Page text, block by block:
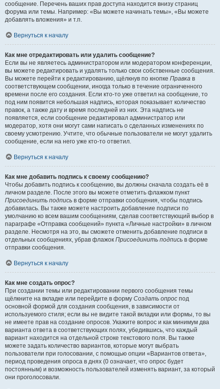
сообщение. Перечень ваших прав доступа находится внизу страниц
форума или темы. Например: «Вы можете начинать темы», «Вы можете
добавлять вложения» и т.п.
Вернуться к началу
Как мне отредактировать или удалить сообщение?
Если вы не являетесь администратором или модератором конференции,
вы можете редактировать и удалять только свои собственные сообщения.
Вы можете перейти к редактированию, щёлкнув по кнопке Правка в
соответствующем сообщении, иногда только в течение ограниченного
времени после его создания. Если кто-то уже ответил на сообщение, то
под ним появится небольшая надпись, которая показывает количество
правок, а также дату и время последней из них. Эта надпись не
появляется, если сообщение редактировал администратор или
модератор, хотя они могут сами написать о сделанных изменениях по
своему усмотрению. Учтите, что обычные пользователи не могут удалить
сообщение, если на него уже кто-то ответил.
Вернуться к началу
Как мне добавить подпись к своему сообщению?
Чтобы добавить подпись к сообщению, вы должны сначала создать её в
личном разделе. После этого вы можете отметить флажком пункт
Присоединить подпись в форме отправки сообщения, чтобы подпись
добавилась. Вы также можете настроить добавление подписи по
умолчанию ко всем вашим сообщениям, сделав соответствующий выбор в
параграфе «Отправка сообщений» пункта «Личные настройки» в личном
разделе. Несмотря на это, вы сможете отменить добавление подписи в
отдельных сообщениях, убрав флажок Присоединить подпись в форме
отправки сообщения.
Вернуться к началу
Как мне создать опрос?
При создании темы или редактировании первого сообщения темы
щёлкните на вкладке или перейдите в форму Создать опрос под
основной формой для создания сообщения, в зависимости от
используемого стиля; если вы не видите такой вкладки или формы, то вы
не имеете прав на создание опросов. Укажите вопрос и как минимум два
варианта ответа в соответствующих полях, убедившись, что каждый
вариант находится на отдельной строке текстового поля. Вы также
можете задать количество вариантов, которые могут выбрать
пользователи при голосовании, с помощью опции «Вариантов ответа»,
период проведения опроса в днях (0 означает, что опрос будет
постоянным) и возможность пользователей изменять вариант, за который
они проголосовали.